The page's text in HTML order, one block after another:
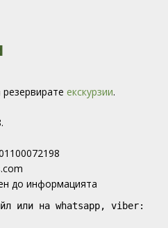
екскурзии.
до информацията
или на whatsapp, viber: